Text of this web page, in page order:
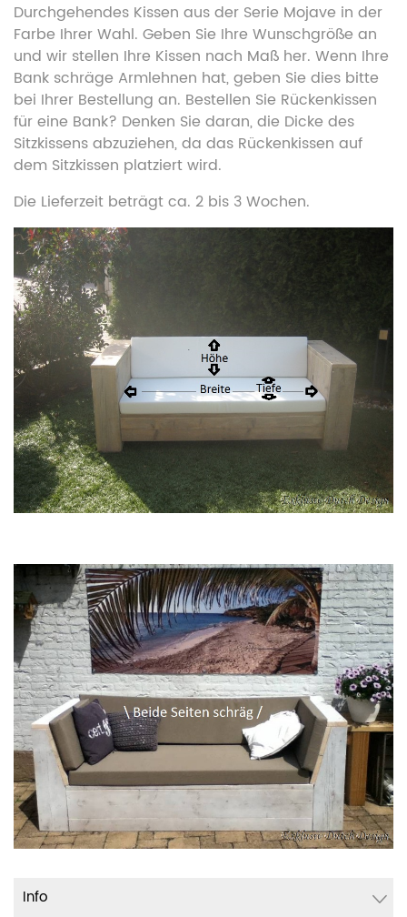
Durchgehendes Kissen aus der Serie Mojave in der
Farbe Ihrer Wahl. Geben Sie Ihre Wunschgröße an
und wir stellen Ihre Kissen nach Maß her. Wenn Ihre
Bank schräge Armlehnen hat, geben Sie dies bitte
bei Ihrer Bestellung an. Bestellen Sie Rückenkissen
für eine Bank? Denken Sie daran, die Dicke des
Sitzkissens abzuziehen, da das Rückenkissen auf
dem Sitzkissen platziert wird.
Die Lieferzeit beträgt ca. 2 bis 3 Wochen.
Info